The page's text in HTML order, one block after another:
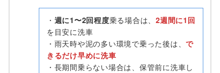
・ 週に1〜2回程度乗る場合は、2週間に1回
を目安に洗車
・雨天時や泥の多い環境で乗った後は、で
きるだけ早めに洗車
・長期間乗らない場合は、保管前に洗車し